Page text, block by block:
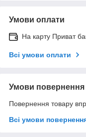
Умови оплати
На карту Приват
Всі умови оплати
Умови повернення
Повернення товару
Всі умови